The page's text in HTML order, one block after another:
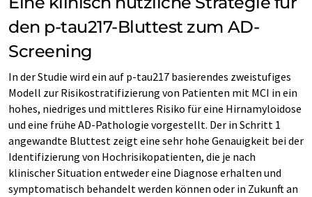
den p-tau217-Bluttest zum AD-
Screening
In der Studie wird ein auf p-tau217 basierendes zweistufiges
Modell zur Risikostratifizierung von Patienten mit MCI in ein
hohes, niedriges und mittleres Risiko für eine Hirnamyloidose
und eine frühe AD-Pathologie vorgestellt. Der in Schritt 1
angewandte Bluttest zeigt eine sehr hohe Genauigkeit bei der
Identifizierung von Hochrisikopatienten, die je nach
klinischer Situation entweder eine Diagnose erhalten und
symptomatisch behandelt werden können oder in Zukunft an